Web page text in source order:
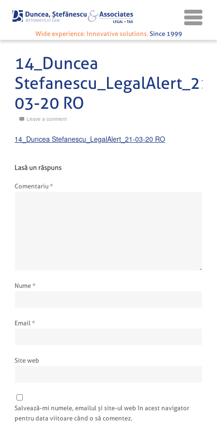
Wide experience. Innovative solutions. Since 1999
14_Duncea
Stefanescu_LegalAlert_21-
03-20 RO
Leave a comment
14_Duncea Stefanescu_LegalAlert_21-03-20 RO
Lasă un răspuns
Comentariu *
Nume *
Email *
Site web
Salvează-mi numele, emailul și site-ul web în acest navigator
pentru data viitoare când o să comentez.